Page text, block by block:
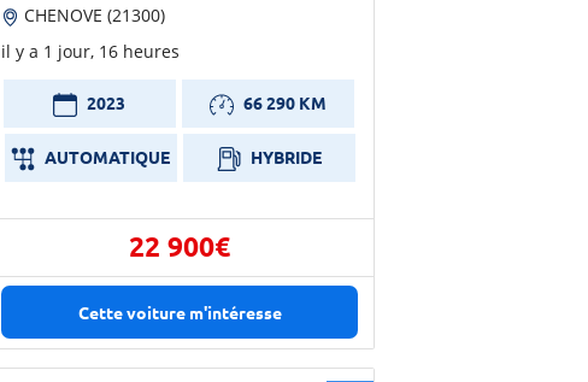
CHENOVE (21300)
il y a 1 jour, 16 heures
2023 66 290 KM
AUTOMATIQUE HYBRIDE
22 900€
Cette voiture m'intéresse